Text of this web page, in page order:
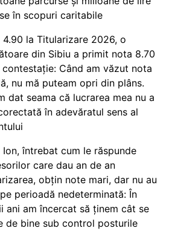
în scopuri caritabile
4.90 la Titularizare 2026, o
din Sibiu a primit nota 8.70
contestație: Când am văzut nota
nu mă puteam opri din plâns.
dat seama că lucrarea mea nu a
în adevăratul sens al
Ion, întrebat cum le răspunde
care dau an de an
obțin note mari, dar nu au
perioadă nedeterminată: În
ani am încercat să ținem cât se
de bine sub control posturile